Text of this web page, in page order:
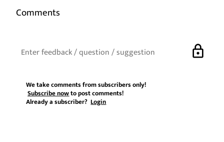
Comments
lock
We take comments from subscribers only!
Subscribe nowto post comments!
Already a subscriber?Login